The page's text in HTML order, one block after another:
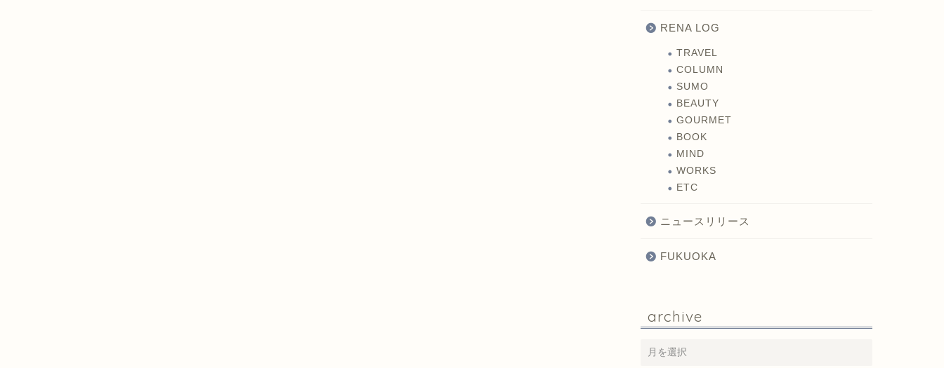
RENA LOG
TRAVEL
COLUMN
SUMO
BEAUTY
GOURMET
BOOK
MIND
WORKS
ETC
ニュースリリース
FUKUOKA
archive